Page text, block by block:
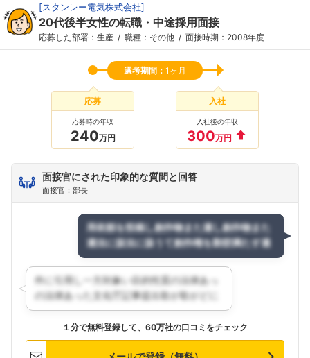
[スタンレー電気株式会社]
20代後半女性の転職・中途採用面接
応募した部署：生産 職種：その他 面接時期：2008年度
選考期間： 1ヶ月
応募
応募時の年収
240万円
入社
入社後の年収
300万円
面接官にされた印象的な質問と回答
面接官：部長
１分で無料登録して、60万社の口コミをチェック